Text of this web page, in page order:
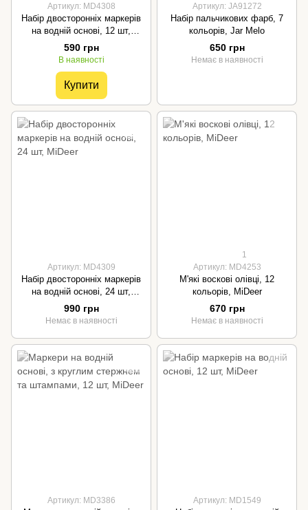
Артикул: MD4308
Набір двосторонніх маркерів
на водній основі, 12 шт,
MiDeer
590 грн
В наявності
Купити
Артикул: JA91272
Набір пальчикових фарб, 7
кольорів, Jar Melo
650 грн
Немає в наявності
Артикул: MD4309
Набір двосторонніх маркерів
на водній основі, 24 шт,
MiDeer
990 грн
Немає в наявності
1
Артикул: MD4253
М'які воскові олівці, 12
кольорів, MiDeer
670 грн
Немає в наявності
Артикул: MD3386 Артикул: MD1549